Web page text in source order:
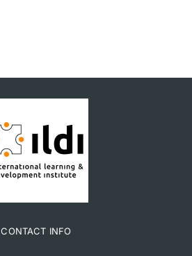
CONTACT INFO